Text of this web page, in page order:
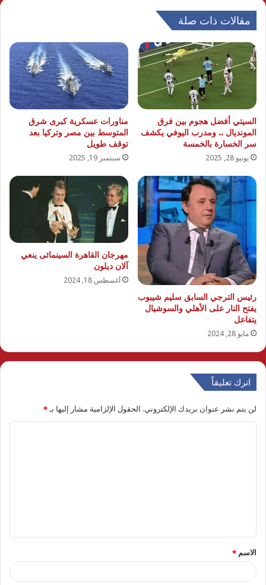
مقالات ذات صلة
السيتي أفضل هجوم بين فرق
المونديال .. ومدرب اليوفي يكشف
سر الخسارة بالخمسة
يونيو 28, 2025
مناورات عسكرية كبرى شرق
المتوسط بين مصر وتركيا بعد
توقف طويل
سبتمبر 19, 2025
رئيس الترجي السابق سليم شيبوب
يفتح النار على الأهلي والسوشيال
يتفاعل
مايو 28, 2024
مهرجان القاهرة السينمائى ينعي
آلان ديلون
أغسطس 18, 2024
اترك تعليقاً
لن يتم نشر عنوان بريدك الإلكتروني. الحقول الإلزامية مشار إليها بـ*
ق
*
الاسم *